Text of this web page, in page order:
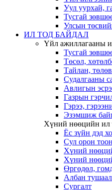
Уул уурхай,
Тусгай
Улсын
ИЛ ТОД БАЙДАЛ
Үйл ажиллагааны
Тусгай
Төсөл,
Тайлан,
Судалгааны
Авлигын
Газрын
Гэрээ,
Эзэмшиж
Хүний нөөцийн ил
Ёс зүйн дэд
Сул орон
Хүний
Хүний
Өргөдөл,
Албан
Сургалт